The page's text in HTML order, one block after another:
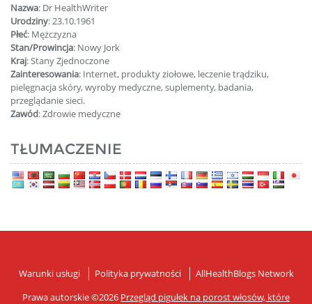
Nazwa: Dr HealthWriter
Urodziny: 23.10.1961
Płeć: Mężczyzna
Stan/Prowincja: Nowy Jork
Kraj: Stany Zjednoczone
Zainteresowania: Internet, produkty ziołowe, leczenie trądziku,
pielęgnacja skóry, wyroby medyczne, suplementy, badania,
przeglądanie sieci.
Zawód: Zdrowie medyczne
TŁUMACZENIE
Warunki usługi Polityka prywatności
AllHealthBlogs Network
Prawa autorskie ©2026 Przegląd pigułek na porost włosów, które